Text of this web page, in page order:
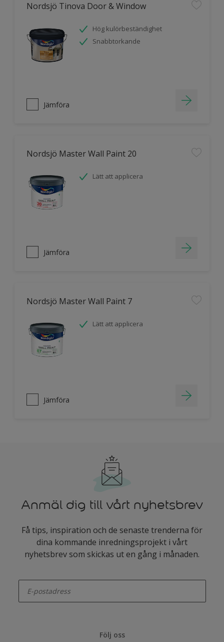
Nordsjö Tinova Door & Window
Hög kulörbeständighet
Snabbtorkande
Jämföra
Nordsjö Master Wall Paint 20
Lätt att applicera
Jämföra
Nordsjö Master Wall Paint 7
Lätt att applicera
Jämföra
Anmäl dig till vårt nyhetsbrev
Få tips, inspiration och de senaste trenderna för
dina kommande inredningsprojekt i vårt
nyhetsbrev som skickas ut en gång i månaden.
Följ oss